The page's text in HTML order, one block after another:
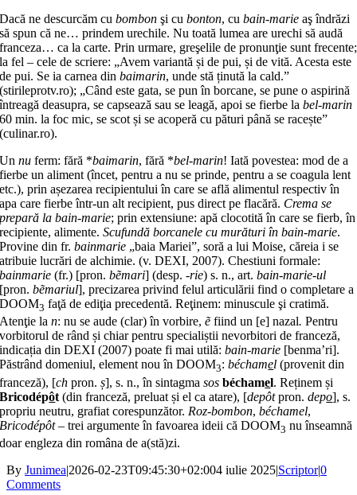
Dacă ne descurcăm cubombon şi cubonton, cubain-marie aş îndrăzi
să spun că ne… prindem urechile. Nu toată lumea are urechi să audă
fran­ce­za… ca la carte. Prin urmare, greşelile de pronunţie sunt frecente;
la fel – cele de scriere: „Avem variantă și de pui, și de vită. Acesta este
de pui. Se ia carnea dinbaimarin, unde stă ținută la cald.”
(stirileprotv.ro); „Când este gata, se pun în borcane, se pune o aspirină
în­trea­gă deasupra, se capsează sau se lea­gă, apoi se fierbe label-marin
60 min. la foc mic, se scot și se acoperă cu pă­turi până se racește”
(culinar.ro).
Unnuferm: fără *baimarin, fără *bel-marin! Iată povestea: mod de a
fierbe un aliment (încet, pentru a nu se prinde, pentru a se coagula lent
etc.), prin așezarea recipientului în care se află alimentul respectiv în
apa care fier­be într-un alt recipient, pus direct pe flacără. Crema se
prepară la bain-marie; prin extensiune: apă clocotită în care se fierb, în
recipiente, alimente.Scufundă borcanele cu murături în bain-marie.
Provine din fr.bainmarie „baia Mariei”, soră a lui Moise, căreia i se
atribuie lucrări de alchimie. (v. DEXI, 2007). Chestiuni formale:
bainmarie (fr.) [pron.bẽmari] (desp.-rie) s. n., art.bain-marie-ul
[pron.bẽmariul], precizarea privind felul articulării find o completare a
DOOM3 faţă de ediţia precedentă. Reţinem: minuscule şi cratimă.
Atenţie lan: nu se aude (clar) în vorbire,ẽfiind un [e] nazal.Pentru
vorbitorul de rând și chiar pentru specialiștii nevorbitori de franceză,
indicația din DEXI (2007) poate fi mai utilă:bain-marie [benma’ri].
Păstrând domeniul, ele­ment nou în DOOM3:béchamel (pro­venit din
franceză), [ch pron.ș], s. n., în sintagmasosbéchamel. Reținem și
Bricodépôt (din franceză, preluat și el ca atare), [depôtpron.depo], s.
propriu neutru, grafiat corespunzător. Roz-bombon,béchamel,
Bricodépôt– trei argumente în favoarea ideii că DOOM3 nu înseamnă
doar engleza din româna de a(stă)zi.
By Junimea|2026-02-23T09:45:30+02:004 iulie 2025|Scriptor|0
Comments